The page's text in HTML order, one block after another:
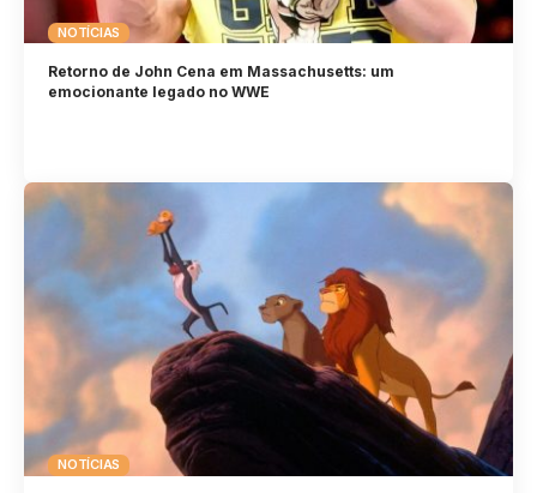
NOTÍCIAS
Retorno de John Cena em Massachusetts: um
emocionante legado no WWE
NOTÍCIAS